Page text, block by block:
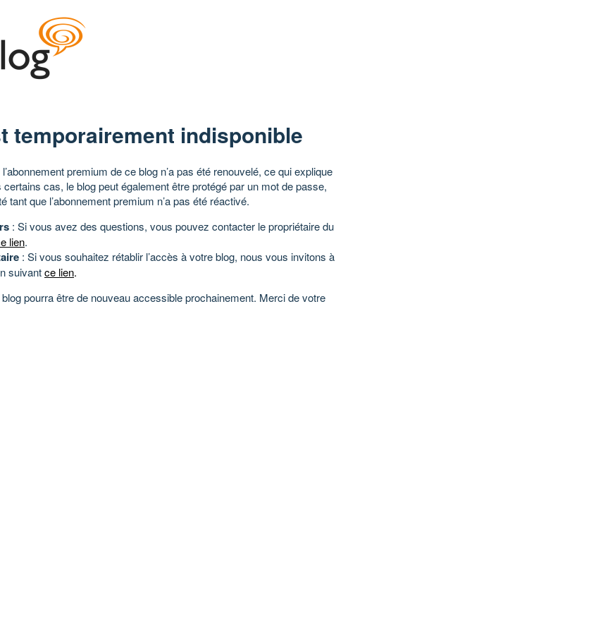
temporairement indisponible
premium de ce blog n’a pas été renouvelé, ce qui explique
cas, le blog peut également être protégé par un mot de passe,
tant que l’abonnement premium n’a pas été réactivé.
: Si vous avez des questions, vous pouvez contacter le propriétaire du
lien.
: Si vous souhaitez rétablir l’accès à votre blog, nous vous invitons à
suivantce lien.
pourra être de nouveau accessible prochainement. Merci de votre